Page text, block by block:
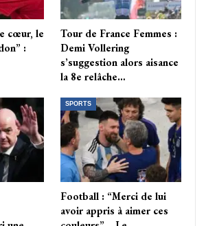
cœur, le
:
Tour de France Femmes :
Demi Vollering
s’suggestion alors aisance
la 8e relâche…
SPORTS
Football : “Merci de lui
avoir appris à aimer ces